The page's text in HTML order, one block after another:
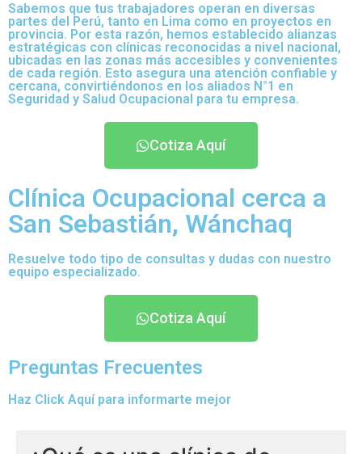
Sabemos que tus trabajadores operan en diversas
partes del Perú, tanto en Lima como en proyectos en
provincia. Por esta razón, hemos establecido alianzas
estratégicas con clínicas reconocidas a nivel nacional,
ubicadas en las zonas más accesibles y convenientes
de cada región. Esto asegura una atención confiable y
cercana, convirtiéndonos en los aliados N°1 en
Seguridad y Salud Ocupacional para tu empresa.
Cotiza Aquí
Clínica Ocupacional cerca a
San Sebastián, Wánchaq
Resuelve todo tipo de consultas y dudas con nuestro
equipo especializado.
Cotiza Aquí
Preguntas Frecuentes
Haz Click Aquí para informarte mejor